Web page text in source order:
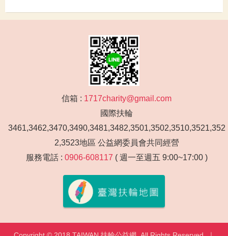
信箱 : 1717charity@gmail.com
國際扶輪
3461,3462,3470,3490,3481,3482,3501,3502,3510,3521,352
2,3523地區 公益網委員會共同經營
服務電話 : 0906-608117 ( 週一至週五 9:00~17:00 )